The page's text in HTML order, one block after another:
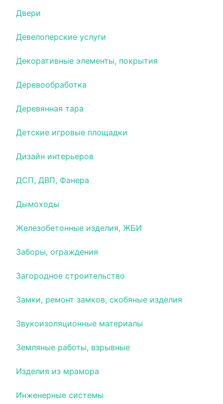
Двери
Девелоперские услуги
Декоративные элементы, покрытия
Деревообработка
Деревянная тара
Детские игровые площадки
Дизайн интерьеров
ДСП, ДВП, Фанера
Дымоходы
Железобетонные изделия, ЖБИ
Заборы, ограждения
Загородное строительство
Замки, ремонт замков, скобяные изделия
Звукоизоляционные материалы
Земляные работы, взрывные
Изделия из мрамора
Инженерные системы